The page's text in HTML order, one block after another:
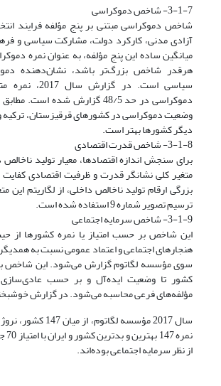
3-1-7- شاخص دموکراسی
شاخص دموکراسی مبتنی بر پنج مؤلفه فرایند
آزادی مدنی، کارکرد دولت، مشارکت سیاسی و
میانگین ساده این پنج مؤلفه، به عنوان نمره
هرقدر شاخص بزرگ‌تر باشد، نشان‌دهنده
سیاسی است. در
وضعیت دموکراسی در کشورهای قرقیزستان، ترکیه
دیگر کشورها بهتر است.
3-1-8- شاخص قدرت اقتصادی
برای سنجش اندازه اقتصادها، معیار تولید
متغیر کلی نشانگر قدرت و ظرفیت اقتصادی کفایت
بزرگی ارقام تولید ناخالص داخلی، از لگاریتم این
ترسیم تصویر شماره 9 استفاده شده است.
3-1-9- شاخص سرمایه اجتماعی
این شاخص بر حسب امتیاز یا نمره کشورها از
هنجارهای اجتماعی و اعتماد عمومی نسبت به
سوی مؤسسه لگاتوم گزارش می‌شود. این شاخص
کشور تا وضعیت ایده‌آل و بر حسب
مؤلفه‌های فرعی محاسبه می‌شود. در گزارش
از نظر سرمایه اجتماعی بوده‌اند.